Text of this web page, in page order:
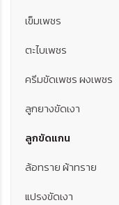
เข็มเพชร
ตะไบเพชร
ครีมขัดเพชร ผงเพชร
ลูกยางขัดเงา
ลูกขัดแกน
ล้อทราย ผ้าทราย
แปรงขัดเงา